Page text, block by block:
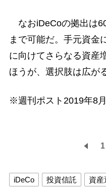
なおiDeCoの拠出は
まで可能だ。手元資金
に向けてさらなる資産
ほうが、選択肢は広が
※週刊ポスト2019年8
1
iDeCo 投資信託 資産